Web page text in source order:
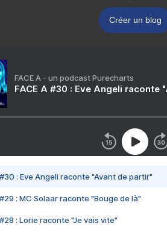
Créer un blog
FACE A - un podcast Purecharts
FACE A #30 : Eve Angeli raconte
#30 : Eve Angeli raconte "Avant de partir"
#29 : MC Solaar raconte "Bouge de là"
#28 : Lorie raconte "Je vais vite"